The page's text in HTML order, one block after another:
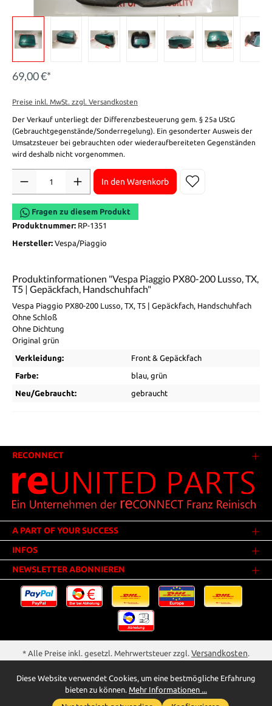
69,00 €*
Preise inkl. MwSt. zzgl. Versandkosten
Der Verkauf unterliegt der Differenzbesteuerung gem. § 25a UStG
(Gebrauchtgegenstände/Sonderregelung). Ein gesonderter Ausweis der
Umsatzsteuer bei gebrauchten oder wiederaufbereiteten Gegenständen
wird deshalb nicht vorgenommen.
In den Warenkorb
Fragen zu diesem Produkt
Produktnummer: RP-1351
Hersteller: Vespa/Piaggio
Produktinformationen "Vespa Piaggio PX80-200 Lusso, TX,
T5 | Gepäckfach, Handschuhfach"
Vespa Piaggio PX80-200 Lusso, TX, T5 | Gepäckfach, Handschuhfach
Ohne Schloß
Ohne Dichtung
Original grün
Verkleidung: Front & Gepäckfach
Farbe: blau, grün
Neu/Gebraucht: gebraucht
RECONNECT
A PART OF YOUR SUCCESS
INFOS
NEWSLETTER ABONNIEREN
* Alle Preise inkl. gesetzl. Mehrwertsteuer zzgl. Versandkosten.
** Der Verkauf unterliegt der Differenzbesteuerung gem. § 25a UStG
(Gebrauchtgegenstände/Sonderregelung). Ein gesonderter Ausweis der
Diese Website verwendet Cookies, um eine bestmögliche Erfahrung
bieten zu können. Mehr Informationen ...